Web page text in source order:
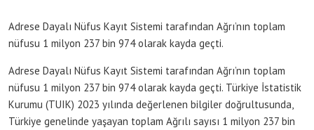
Adrese Dayalı Nüfus Kayıt Sistemi tarafından Ağrı’nın toplam
nüfusu 1 milyon 237 bin 974 olarak kayda geçti.
Adrese Dayalı Nüfus Kayıt Sistemi tarafından Ağrı’nın toplam
nüfusu 1 milyon 237 bin 974 olarak kayda geçti. Türkiye İstatistik
Kurumu (TUIK) 2023 yılında değerlenen bilgiler doğrultusunda,
Türkiye genelinde yaşayan toplam Ağrılı sayısı 1 milyon 237 bin